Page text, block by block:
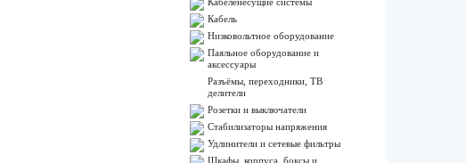
Кабель
Низковольтное оборудование
Паяльное оборудование и
аксессуары
Разъёмы, переходники, ТВ
делители
Розетки и выключатели
Стабилизаторы напряжения
Удлинители и сетевые фильтры
Шкафы, корпуса, боксы и